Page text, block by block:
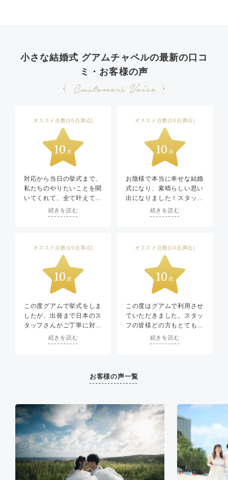
小さな結婚式 グアムチャペルの最新の口コ
ミ・お客様の声
オススメ点数(10点満点)
対応から当日の挙式まで、
私たちのやりたいことを聞
いてくれて、全て叶えてく
ださり、とても素敵な結婚
式を挙げることができまし
が、親族みんなに凄く喜ん
でもらえたので幸せな気持
ちになりました。海外の挙
式だったので、不安なこと
もありましたが、当日はス
ムーズに式を行うことがで
きました。これも現地スタ
ッフの方とたくさんやりと
りをしていただいたおかげ
だと思っています。一生忘
れられない素敵な思い出で
続きを読む
オススメ点数(10点満点)
お陰様で本当に幸せな結婚
式になり、素晴らしい思い
出になりました！スタッフ
の方々が特別な日にしよう
と盛り上げてくださって本
てくださいましたし、写真
を撮るときも沢山ほめてく
ださり、緊張もほぐれ、終
始夢の中にいるような幸せ
な気持ちで過ごせました。
本当にありがとうごさいま
した！！
続きを読む
オススメ点数(10点満点)
この度グアムで挙式をしま
したが、出発まで日本のス
タッフさんがご丁寧に対応
してくださり安心して当日
を迎えることができまし
フさんとやり取りができる
為、質問や要望をいつでも
てもよかったです。
グアムのスタッフさんもと
ても明るく、メイクから写
真撮影まで終始笑顔で楽し
く過ごすことができまし
た。ありがとうございまし
た。
続きを読む
オススメ点数(10点満点)
この度はグアムで利用させ
ていただきました。スタッ
フの皆様どの方もとても良
い方で、海外という事もあ
り不安でしたが、
思い出に残る挙式になりま
した。本当にありがとうご
続きを読む
お客様の声一覧